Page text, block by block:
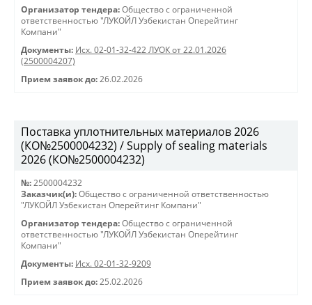
Организатор тендера: Общество с ограниченной
ответственностью "ЛУКОЙЛ Узбекистан Оперейтинг
Компани"
Документы: Исх. 02-01-32-422 ЛУОК от 22.01.2026
(2500004207)
Прием заявок до: 26.02.2026
Поставка уплотнительных материалов 2026
(КО№2500004232) / Supply of sealing materials
2026 (КО№2500004232)
№: 2500004232
Заказчик(и): Общество с ограниченной ответственностью
"ЛУКОЙЛ Узбекистан Оперейтинг Компани"
Организатор тендера: Общество с ограниченной
ответственностью "ЛУКОЙЛ Узбекистан Оперейтинг
Компани"
Документы: Исх. 02-01-32-9209
Прием заявок до: 25.02.2026